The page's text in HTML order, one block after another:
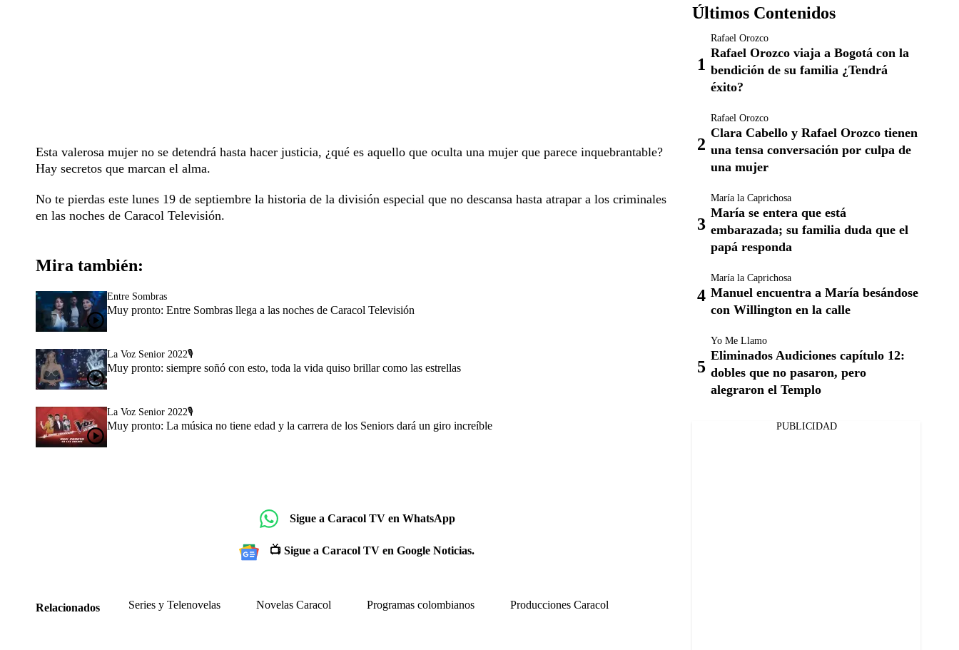
Esta valerosa mujer no se detendrá hasta hacer justicia, ¿qué es aquello que oculta una mujer que parece inquebrantable?
Hay secretos que marcan el alma.
No te pierdas este lunes 19 de septiembre la historia de la división especial que no descansa hasta atrapar a los criminales
en las noches de Caracol Televisión.
Mira también:
Entre Sombras
Muy pronto: Entre Sombras llega a las noches de Caracol Televisión
La Voz Senior 2022🎙️
Muy pronto: siempre soñó con esto, toda la vida quiso brillar como las estrellas
La Voz Senior 2022🎙️
Muy pronto: La música no tiene edad y la carrera de los Seniors dará un giro increíble
Sigue a Caracol TV en WhatsApp
📺 Sigue a Caracol TV en Google Noticias.
Relacionados Series y Telenovelas Novelas Caracol Programas colombianos Producciones Caracol
Últimos Contenidos
Rafael Orozco
Rafael Orozco viaja a Bogotá con la
bendición de su familia ¿Tendrá
éxito?
Rafael Orozco
Clara Cabello y Rafael Orozco tienen
una tensa conversación por culpa de
una mujer
María la Caprichosa
María se entera que está
embarazada; su familia duda que el
papá responda
María la Caprichosa
Manuel encuentra a María besándose
con Willington en la calle
Yo Me Llamo
Eliminados Audiciones capítulo 12:
dobles que no pasaron, pero
alegraron el Templo
PUBLICIDAD